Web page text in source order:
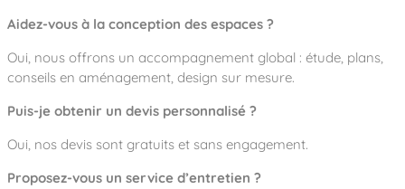
Aidez-vous à la conception des espaces ?
Oui, nous offrons un accompagnement global : étude, plans,
conseils en aménagement, design sur mesure.
Puis-je obtenir un devis personnalisé ?
Oui, nos devis sont gratuits et sans engagement.
Proposez-vous un service d’entretien ?